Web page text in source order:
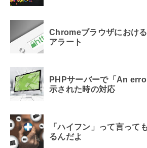
Chromeブラウザにおけ
アラート
PHPサーバーで「An
示された時の対応
「ハイフン」って言って
るんだよ